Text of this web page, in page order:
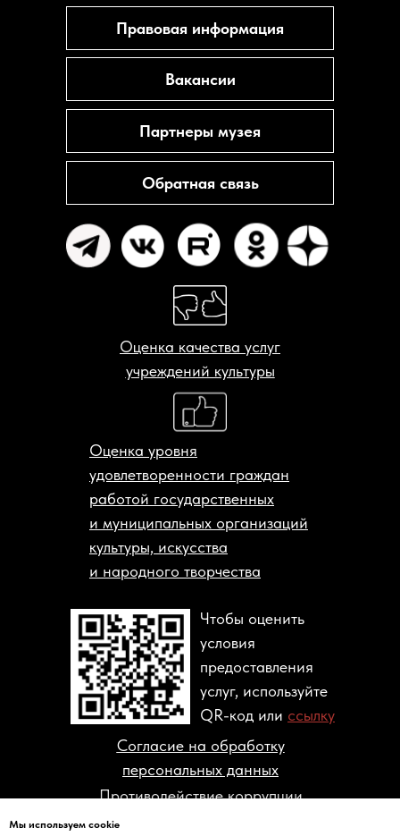
Оценка качества услуг
учреждений культуры
Вакансии
Правовая информация
Обратная связь
Партнеры музея
© 2004-2026 ГОСУДАРСТВЕННЫЙ
Согласие на обработку
персональных данных
Противодействие коррупции
Чтобы оценить
условия
предоставления
услуг, используйте
QR-код или ссылку
Оценка уровня
удовлетворенности граждан
работой государственных
и муниципальных организаций
культуры, искусства
и народного творчества
Мы используем cookie